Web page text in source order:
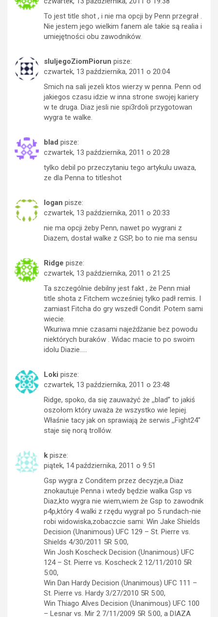
To jest title shot , i nie ma opcji by Penn przegrał .
Nie jestem jego wielkim fanem ale takie są realia i
umiejętności obu zawodników.
sluIjegoZiomPiorun pisze:
czwartek, 13 października, 2011 o 20:04
Smich na sali jezeli ktos wierzy w penna. Penn od
jakiegos czasu idzie w inna strone swojej kariery
w te druga. Diaz jesli nie spi3rdoli przygotowan
wygra te walke.
blad pisze:
czwartek, 13 października, 2011 o 20:28
tylko debil po przeczytaniu tego artykulu uwaza,
ze dla Penna to titleshot
logan pisze:
czwartek, 13 października, 2011 o 20:33
nie ma opcji żeby Penn, nawet po wygrani z
Diazem, dostał walke z GSP, bo to nie ma sensu
Ridge pisze:
czwartek, 13 października, 2011 o 21:25
Ta szczególnie debilny jest fakt , że Penn miał
title shota z Fitchem wcześniej tylko padł remis. I
zamiast Fitcha do gry wszedł Condit .Potem sami
wiecie.
Wkuriwa mnie czasami najeżdżanie bez powodu
niektórych buraków . Widac macie to po swoim
idolu Diazie…..
Loki pisze:
czwartek, 13 października, 2011 o 23:48
Ridge, spoko, da się zauważyć że ,,blad” to jakiś
oszołom który uważa że wszystko wie lepiej.
Właśnie tacy jak on sprawiają że serwis ,,Fight24″
staje się norą trollów.
k pisze:
piątek, 14 października, 2011 o 9:51
Gsp wygra z Conditem przez decyzje,a Diaz
znokautuje Penna i wtedy będzie walka Gsp vs
Diaz,kto wygra nie wiem,wiem że Gsp to zawodnik
p4p,który 4 walki z rzędu wygrał po 5 rundach-nie
robi widowiska,zobaczcie sami: Win Jake Shields
Decision (Unanimous) UFC 129 – St. Pierre vs.
Shields 4/30/2011 5R 5:00,
Win Josh Koscheck Decision (Unanimous) UFC
124 – St. Pierre vs. Koscheck 2 12/11/2010 5R
5:00,
Win Dan Hardy Decision (Unanimous) UFC 111 –
St. Pierre vs. Hardy 3/27/2010 5R 5:00,
Win Thiago Alves Decision (Unanimous) UFC 100
– Lesnar vs. Mir 2 7/11/2009 5R 5:00, a DIAZA